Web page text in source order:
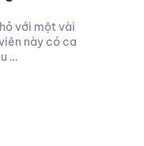
với một vài
này có ca
…